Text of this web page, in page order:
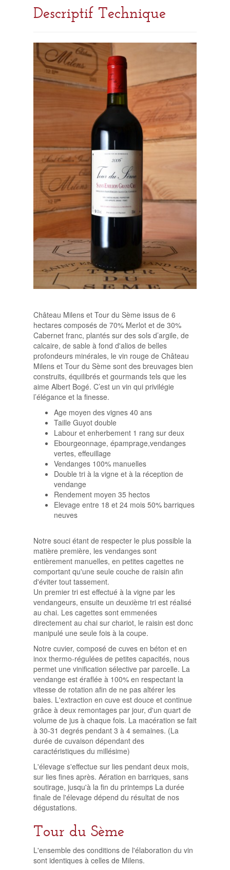
Descriptif Technique
Château Milens et Tour du Sème issus de 6
hectares composés de 70% Merlot et de 30%
Cabernet franc, plantés sur des sols d’argile, de
calcaire, de sable à fond d'alios de belles
profondeurs minérales, le vin rouge de Château
Milens et Tour du Sème sont des breuvages bien
construits, équilibrés et gourmands tels que les
aime Albert Bogé. C’est un vin qui privilégie
l’élégance et la finesse.
Age moyen des vignes 40 ans
Taille Guyot double
Labour et enherbement 1 rang sur deux
Ebourgeonnage, épamprage,vendanges
vertes, effeuillage
Vendanges 100% manuelles
Double tri à la vigne et à la réception de
vendange
Rendement moyen 35 hectos
Elevage entre 18 et 24 mois 50% barriques
neuves
Notre souci étant de respecter le plus possible la
matière première, les vendanges sont
entièrement manuelles, en petites cagettes ne
comportant qu'une seule couche de raisin afin
d'éviter tout tassement.
Un premier tri est effectué à la vigne par les
vendangeurs, ensuite un deuxième tri est réalisé
au chai. Les cagettes sont emmenées
directement au chai sur chariot, le raisin est donc
manipulé une seule fois à la coupe.
Notre cuvier, composé de cuves en béton et en
inox thermo-régulées de petites capacités, nous
permet une vinification sélective par parcelle. La
vendange est éraflée à 100% en respectant la
vitesse de rotation afin de ne pas altérer les
baies. L'extraction en cuve est douce et continue
grâce à deux remontages par jour, d'un quart de
volume de jus à chaque fois. La macération se fait
à 30-31 degrés pendant 3 à 4 semaines. (La
durée de cuvaison dépendant des
caractéristiques du millésime)
L'élevage s'effectue sur lies pendant deux mois,
sur lies fines après. Aération en barriques, sans
soutirage, jusqu'à la fin du printemps La durée
finale de l'élevage dépend du résultat de nos
dégustations.
Tour du Sème
L'ensemble des conditions de l'élaboration du vin
sont identiques à celles de Milens.